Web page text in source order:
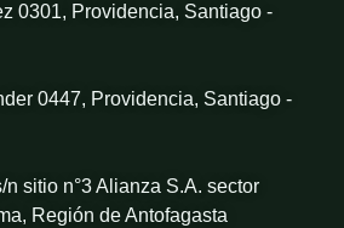
n
0301, Providencia, Santiago -
0447, Providencia, Santiago -
sitio n°3 Alianza S.A. sector
Región de Antofagasta